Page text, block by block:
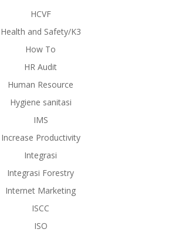
HCVF
Health and Safety/K3
How To
HR Audit
Human Resource
Hygiene sanitasi
IMS
Increase Productivity
Integrasi
Integrasi Forestry
Internet Marketing
ISCC
ISO